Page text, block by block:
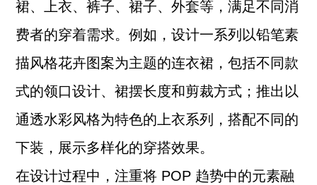
裙、上衣、裤子、裙子、外套等，满足不同消
费者的穿着需求。例如，设计一系列以铅笔素
描风格花卉图案为主题的连衣裙，包括不同款
式的领口设计、裙摆长度和剪裁方式；推出以
通透水彩风格为特色的上衣系列，搭配不同的
下装，展示多样化的穿搭效果。
在设计过程中，注重将 POP 趋势中的元素融